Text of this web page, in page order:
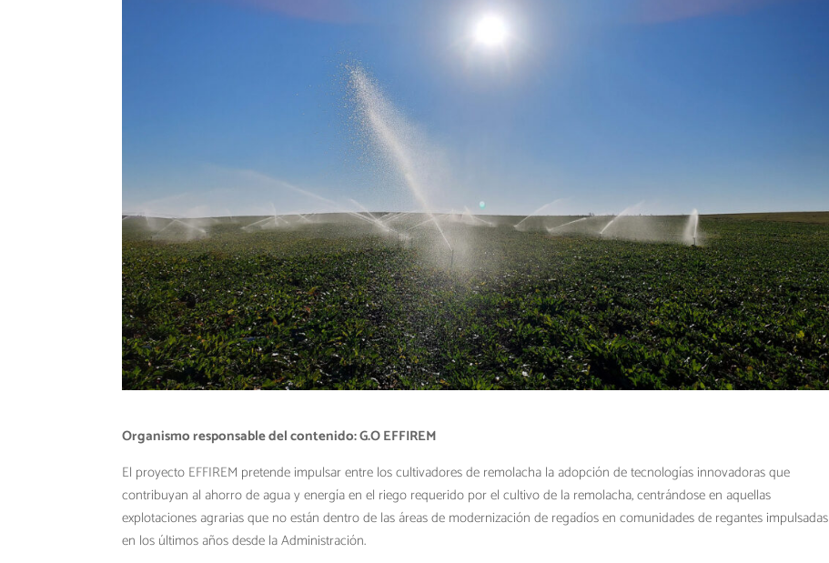
Organismo responsable del contenido: G.O EFFIREM
El proyecto EFFIREM pretende impulsar entre los cultivadores de remolacha la adopción de tecnologías innovadoras que
contribuyan al ahorro de agua y energía en el riego requerido por el cultivo de la remolacha, centrándose en aquellas
explotaciones agrarias que no están dentro de las áreas de modernización de regadíos en comunidades de regantes impulsadas
en los últimos años desde la Administración.